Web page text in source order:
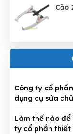
Cảo
Công ty cổ
dụng cụ sửa
Làm thế nào
ty cổ phần thiết